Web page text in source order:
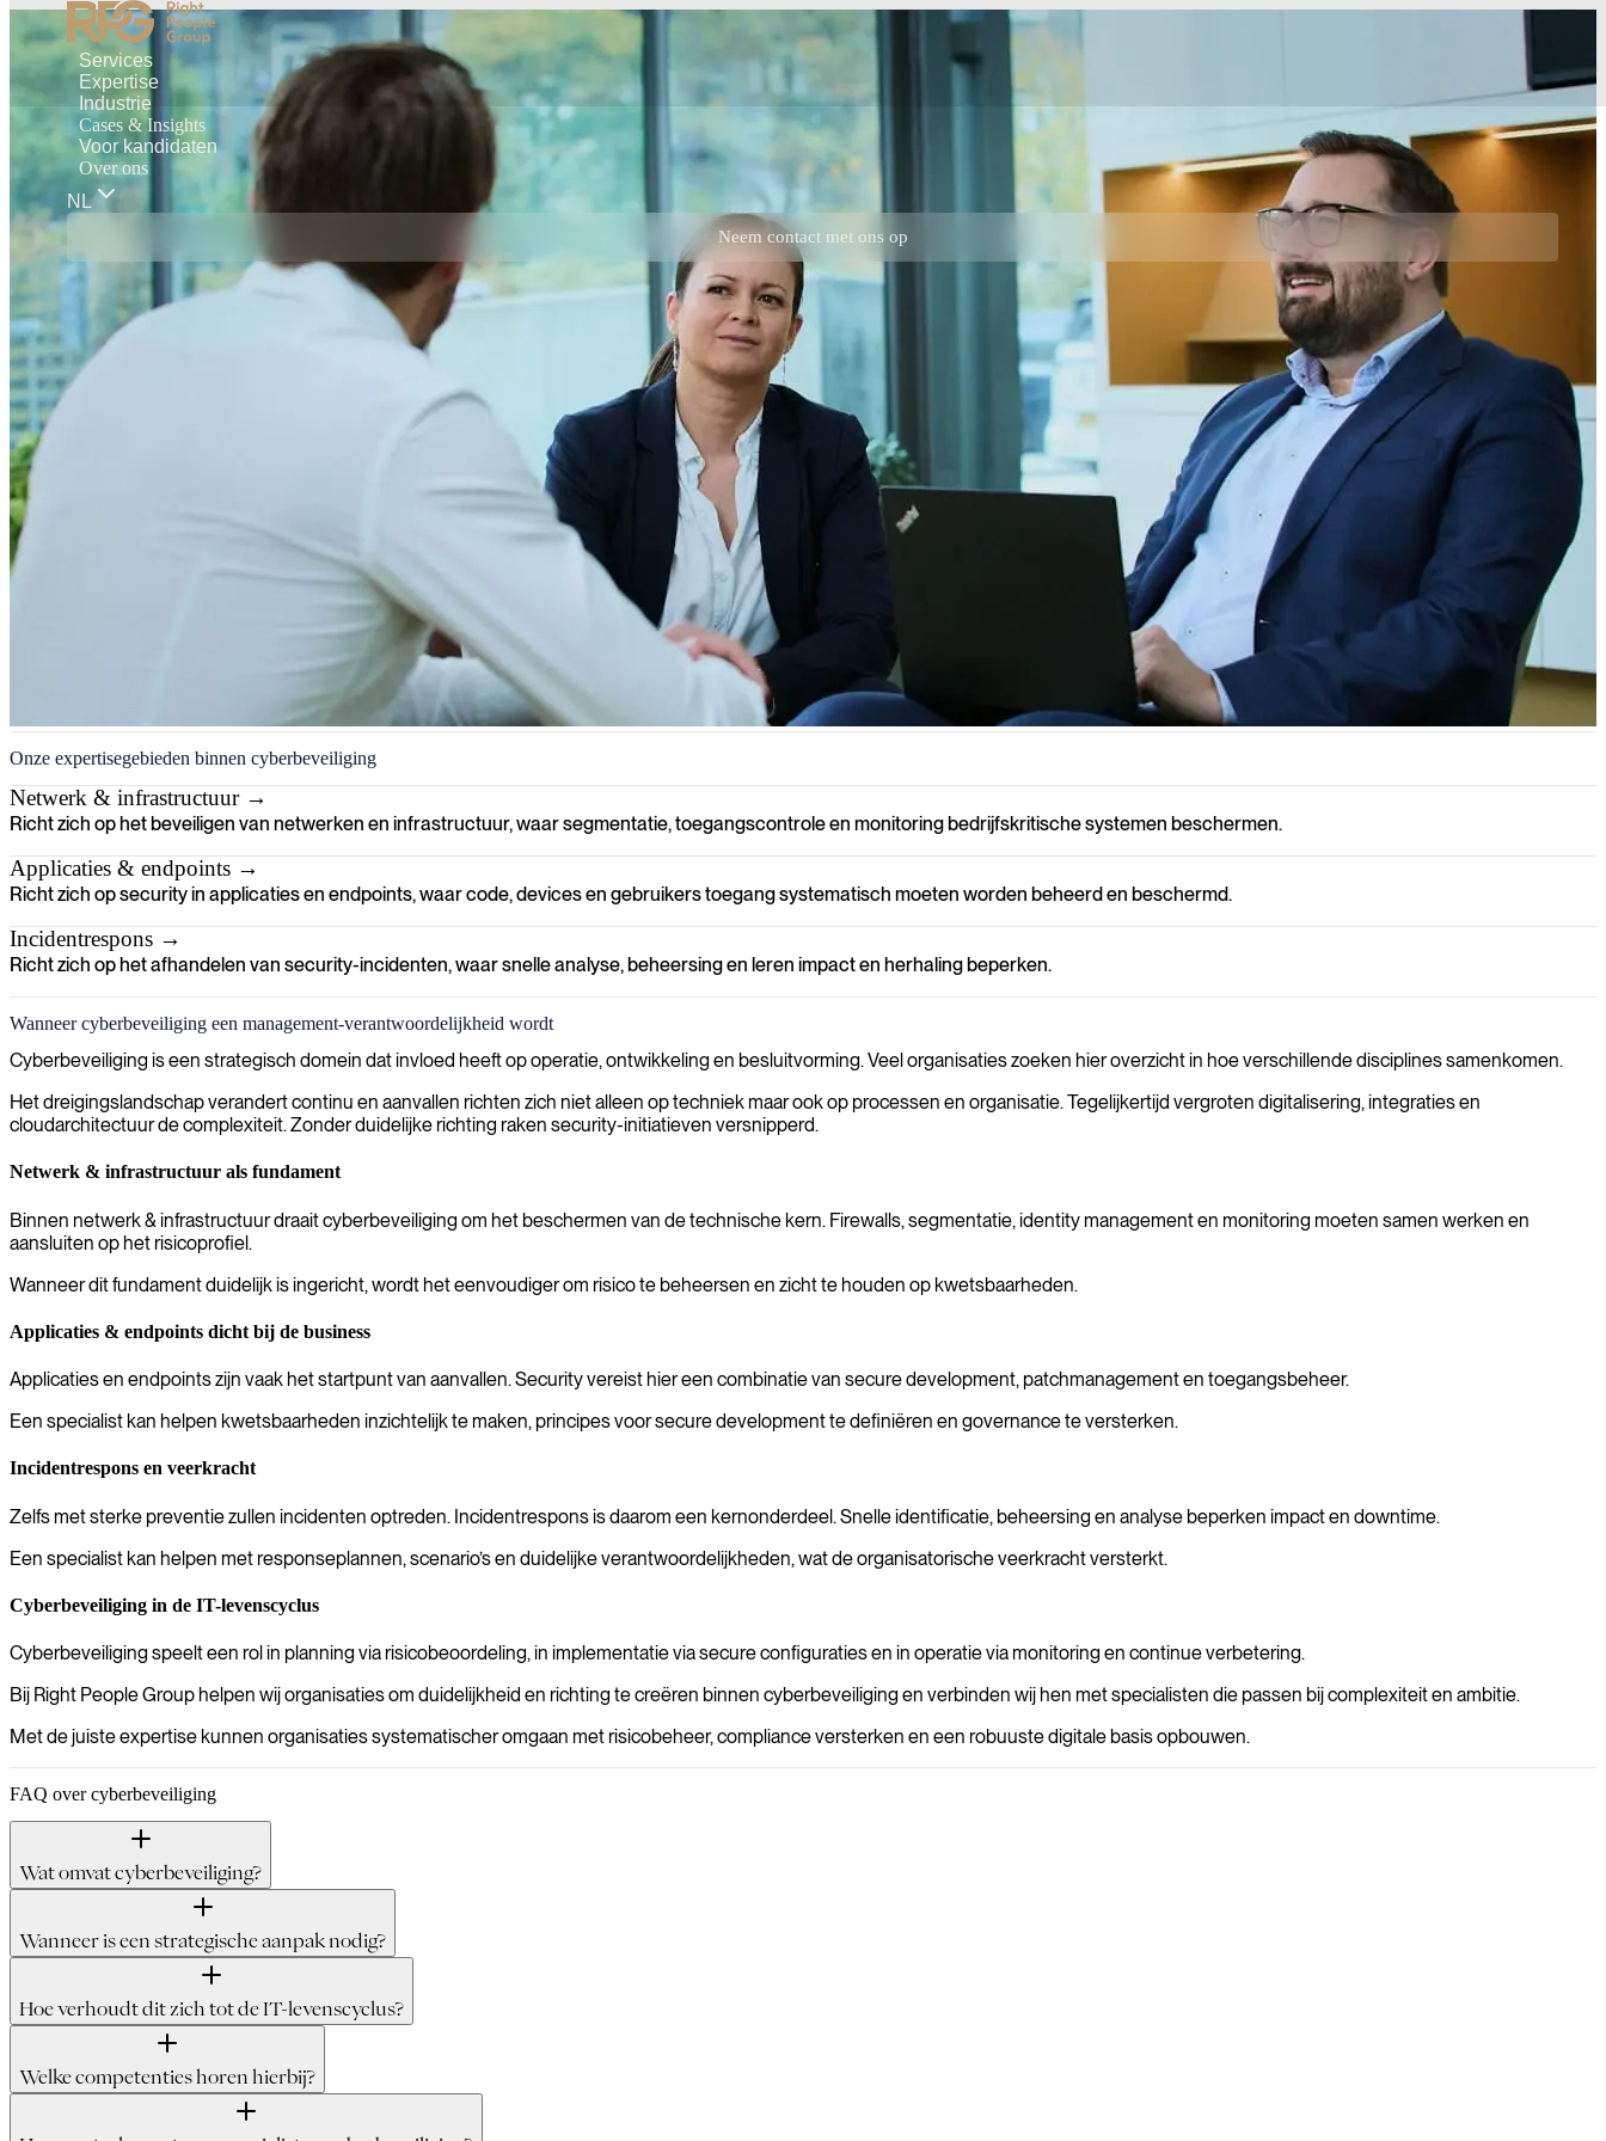
Services
Expertise
Industrie
Cases & Insights
Voor kandidaten
Over ons
NL
Neem contact met ons op
Cyberbeveiliging
Wij helpen uw organisatie beschermen tegen groeiende dreigingen en strengere eisen, zodat veilige operaties bedrijfskritisch worden via consultants, werving en near- & offshoring.
Onze expertisegebieden binnen cyberbeveiliging
Netwerk & infrastructuur →
Richt zich op het beveiligen van netwerken en infrastructuur, waar segmentatie, toegangscontrole en monitoring bedrijfskritische systemen beschermen.
Applicaties & endpoints →
Richt zich op security in applicaties en endpoints, waar code, devices en gebruikers toegang systematisch moeten worden beheerd en beschermd.
Incidentrespons →
Richt zich op het afhandelen van security-incidenten, waar snelle analyse, beheersing en leren impact en herhaling beperken.
Wanneer cyberbeveiliging een management-verantwoordelijkheid wordt
Cyberbeveiliging is een strategisch domein dat invloed heeft op operatie, ontwikkeling en besluitvorming. Veel organisaties zoeken hier overzicht in hoe verschillende disciplines samenkomen.
Het dreigingslandschap verandert continu en aanvallen richten zich niet alleen op techniek maar ook op processen en organisatie. Tegelijkertijd vergroten digitalisering, integraties en
cloudarchitectuur de complexiteit. Zonder duidelijke richting raken security-initiatieven versnipperd.
Netwerk & infrastructuur als fundament
Binnen netwerk & infrastructuur draait cyberbeveiliging om het beschermen van de technische kern. Firewalls, segmentatie, identity management en monitoring moeten samen werken en
aansluiten op het risicoprofiel.
Wanneer dit fundament duidelijk is ingericht, wordt het eenvoudiger om risico te beheersen en zicht te houden op kwetsbaarheden.
Applicaties & endpoints dicht bij de business
Applicaties en endpoints zijn vaak het startpunt van aanvallen.Security vereist hier een combinatie van secure development, patchmanagement en toegangsbeheer.
Een specialist kan helpen kwetsbaarheden inzichtelijk te maken, principes voor secure development te definiëren en governance te versterken.
Incidentrespons en veerkracht
Zelfs met sterke preventie zullen incidenten optreden. Incidentrespons is daarom een kernonderdeel. Snelle identificatie, beheersing en analyse beperken impact en downtime.
Een specialist kan helpen met responseplannen, scenario’s en duidelijke verantwoordelijkheden, wat de organisatorische veerkracht versterkt.
Cyberbeveiliging in de IT-levenscyclus
Cyberbeveiliging speelt een rol in planning via risicobeoordeling, in implementatie via secure configuraties en in operatie via monitoring en continue verbetering.
Bij Right People Group helpen wij organisaties om duidelijkheid en richting te creëren binnen cyberbeveiliging en verbinden wij hen met specialisten die passen bij complexiteit en ambitie.
Met de juiste expertise kunnen organisaties systematischer omgaan met risicobeheer, compliance versterken en een robuuste digitale basis opbouwen.
FAQ over cyberbeveiliging
Wat omvat cyberbeveiliging?
Wanneer is een strategische aanpak nodig?
Hoe verhoudt dit zich tot de IT-levenscyclus?
Welke competenties horen hierbij?